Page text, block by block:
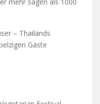
– Thailands
Gäste